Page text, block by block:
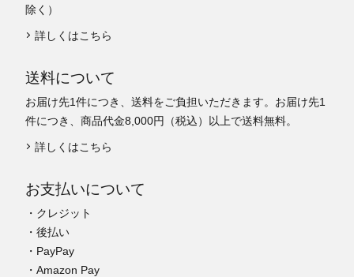
除く）
詳しくはこちら
送料について
お届け先1件につき、送料をご負担いただきます。お届け先1
件につき、商品代金8,000円（税込）以上で送料無料。
詳しくはこちら
お支払いについて
・クレジット
・後払い
・PayPay
・Amazon Pay